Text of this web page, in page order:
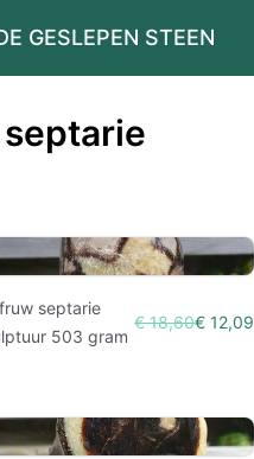
GESLEPEN STEEN
septarie
503 gram
€ 18,60€ 12,09